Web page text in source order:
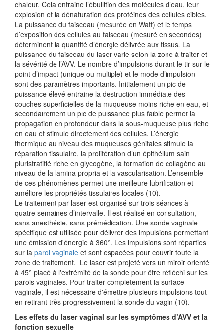
chaleur. Cela entraine l’ébullition des molécules d’eau, leur
explosion et la dénaturation des protéines des cellules cibles.
La puissance du faisceau (mesurée en Watt) et le temps
d’exposition des cellules au faisceau (mesuré en secondes)
déterminent la quantité d’énergie délivrée aux tissus. La
puissance du faisceau du laser varie selon la zone à traiter et
la sévérité de l’AVV. Le nombre d’impulsions durant le tir sur le
point d’impact (unique ou multiple) et le mode d’impulsion
sont des paramètres importants. Initialement un pic de
puissance élevé entraine la destruction immédiate des
couches superficielles de la muqueuse moins riche en eau, et
secondairement un pic de puissance plus faible permet la
propagation en profondeur dans la sous-muqueuse plus riche
en eau et stimule directement des cellules. L’énergie
thermique au niveau des muqueuses génitales stimule la
réparation tissulaire, la prolifération d’un épithélium sain
pluristratifié riche en glycogène, la formation de collagène au
niveau de la lamina propria et la vascularisation. L’ensemble
de ces phénomènes permet une meilleure lubrification et
améliore les propriétés tissulaires locales (10).
Le traitement par laser est organisé sur trois séances à
quatre semaines d’intervalle. Il est réalisé en consultation,
sans anesthésie, sans prémédication. Une sonde vaginale
spécifique est utilisée pour délivrer des impulsions permettant
une émission d'énergie à 360°. Les impulsions sont réparties
sur la paroi vaginale et sont espacées pour couvrir toute la
zone de traitement. Le laser est projeté vers un miroir orienté
à 45° placé à l'extrémité de la sonde pour être réfléchi sur les
parois vaginales. Pour traiter complètement la surface
vaginale, il est nécessaire d'émettre plusieurs impulsions tout
en retirant très progressivement la sonde du vagin (10).
Les effets du laser vaginal sur les symptômes d’AVV et la
fonction sexuelle